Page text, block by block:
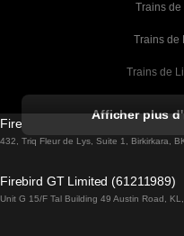
Trains de
Trains de
Trains de
Trains de
Trains de
Afficher plus
Firebird GT Limited (OC 1451)
432, Triq Fleur de Lys, Suite 1, Birkirkara,
Firebird GT Limited (61211989)
Unit G 15/F Tal Building 49 Austin Road,